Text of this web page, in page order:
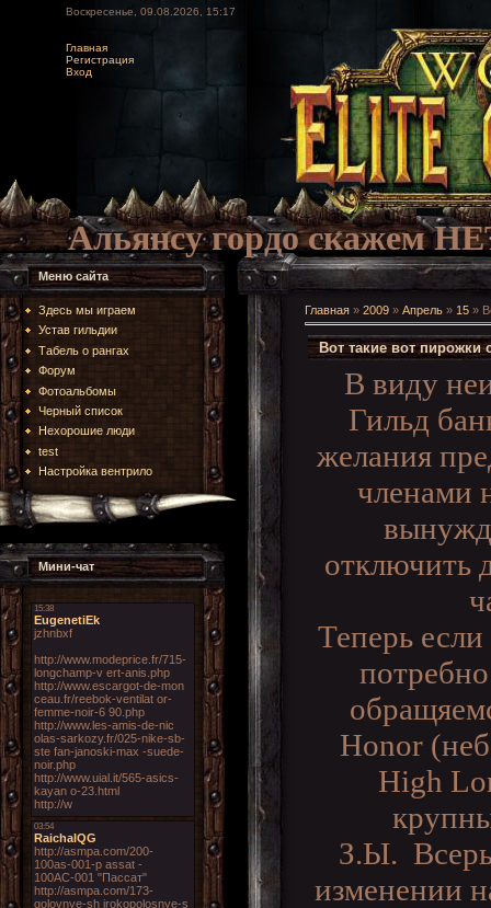
Воскресенье, 09.08.2026, 15:17
Главная
Регистрация
Вход
Альянсу гордо скажем
Меню сайта
Здесь мы играем
Устав гильдии
Табель о рангах
Форум
Фотоальбомы
Черный список
Нехорошие люди
test
Настройка вентрило
Мини-чат
Главная » 2009 » Апрель » 15 »
Вот такие вот пирожки
В виду
Гильд
желания
членами
отключить
Теперь если
Honor
High
З.Ы.
изменении